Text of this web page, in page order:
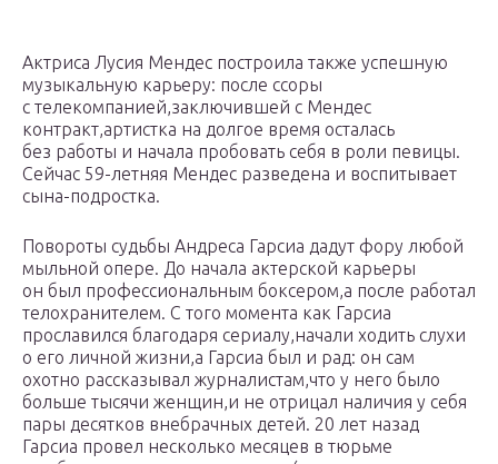
Актриса Лусия Мендес построила также успешную
музыкальную карьеру: после ссоры
с телекомпанией,заключившей с Мендес
контракт,артистка на долгое время осталась
без работы и начала пробовать себя в роли певицы.
Сейчас 59-летняя Мендес разведена и воспитывает
сына-подростка.
Повороты судьбы Андреса Гарсиа дадут фору любой
мыльной опере. До начала актерской карьеры
он был профессиональным боксером,а после работал
телохранителем. С того момента как Гарсиа
прославился благодаря сериалу,начали ходить слухи
о его личной жизни,а Гарсиа был и рад: он сам
охотно рассказывал журналистам,что у него было
больше тысячи женщин,и не отрицал наличия у себя
пары десятков внебрачных детей. 20 лет назад
Гарсиа провел несколько месяцев в тюрьме